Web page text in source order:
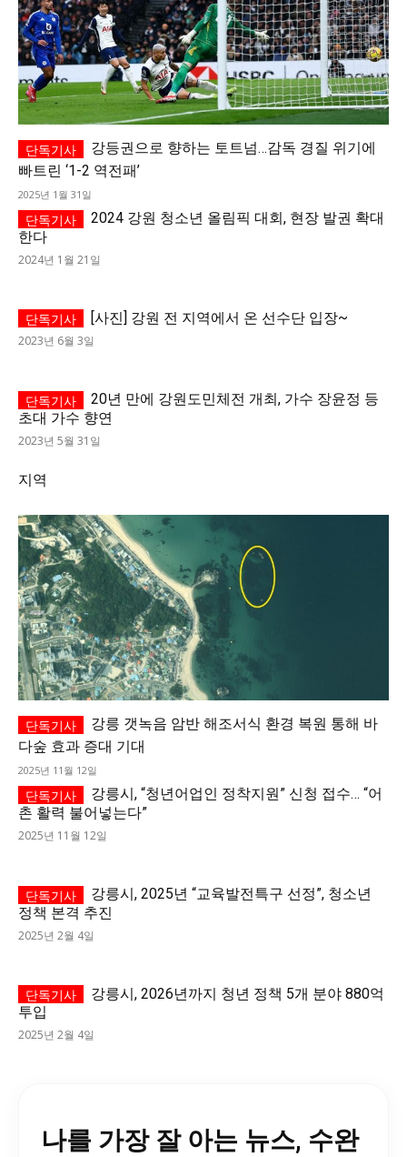
강등권으로 향하는 토트넘…감독 경질 위기에
빠트린 ‘1-2 역전패’
2025년 1월 31일
2024 강원 청소년 올림픽 대회, 현장 발권 확대
한다
2024년 1월 21일
[사진] 강원 전 지역에서 온 선수단 입장~
2023년 6월 3일
20년 만에 강원도민체전 개최, 가수 장윤정 등
초대 가수 향연
2023년 5월 31일
지역
강릉 갯녹음 암반 해조서식 환경 복원 통해 바
다숲 효과 증대 기대
2025년 11월 12일
강릉시, “청년어업인 정착지원” 신청 접수… “어
촌 활력 불어넣는다”
2025년 11월 12일
강릉시, 2025년 “교육발전특구 선정”, 청소년
정책 본격 추진
2025년 2월 4일
강릉시, 2026년까지 청년 정책 5개 분야 880억
투입
2025년 2월 4일
나를 가장 잘 아는 뉴스, 수완